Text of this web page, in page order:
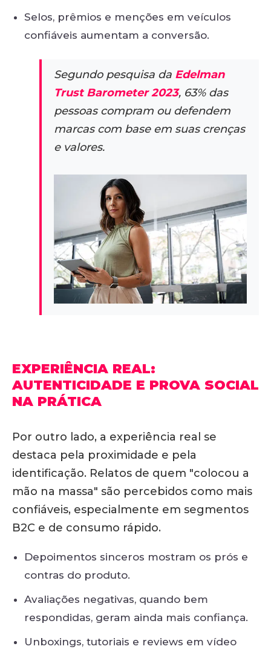
Selos, prêmios e menções em veículos
confiáveis aumentam a conversão.
Segundo pesquisa da Edelman
Trust Barometer 2023, 63% das
pessoas compram ou defendem
marcas com base em suas crenças
e valores.
EXPERIÊNCIA REAL:
AUTENTICIDADE E PROVA SOCIAL
NA PRÁTICA
Por outro lado, a experiência real se
destaca pela proximidade e pela
identificação. Relatos de quem "colocou a
mão na massa" são percebidos como mais
confiáveis, especialmente em segmentos
B2C e de consumo rápido.
Depoimentos sinceros mostram os prós e
contras do produto.
Avaliações negativas, quando bem
respondidas, geram ainda mais confiança.
Unboxings, tutoriais e reviews em vídeo